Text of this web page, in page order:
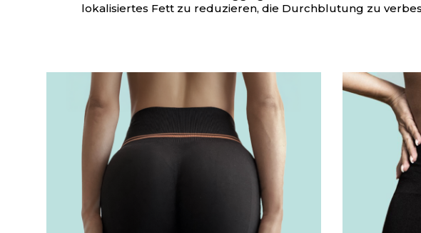
lokalisiertes Fett zu reduzieren, die Durchblutung zu